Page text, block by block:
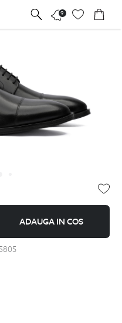
9
ADAUGA IN COS